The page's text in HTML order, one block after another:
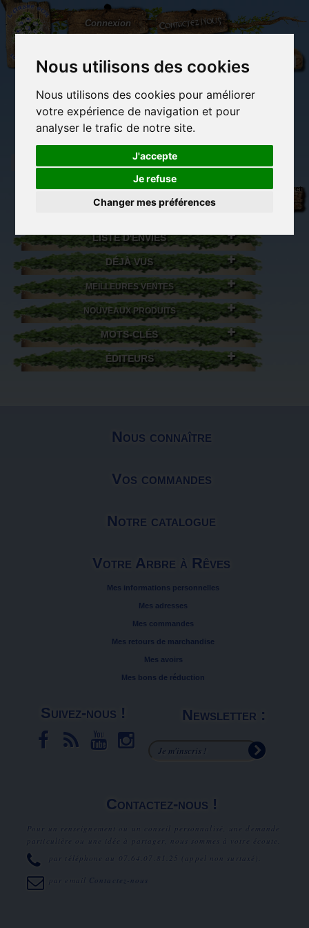
Nous utilisons des cookies
Nous utilisons des cookies pour améliorer
votre expérience de navigation et pour
analyser le trafic de notre site.
J'accepte
Je refuse
Changer mes préférences
L'Arbre
aux
100.000
Connexion Contactez-nous
(vide)
Librairie des
Carterie
originale
Activités
détente et jeux
Objets déco et
LISTE D'ENVIES
DÉJÀ VUS
MEILLEURES VENTES
NOUVEAUX PRODUITS
MOTS-CLÉS
ÉDITEURS
Nous connaître
Vos commandes
Notre catalogue
Votre Arbre à Rêves
Mes informations personnelles
Mes adresses
Mes commandes
Mes retours de marchandise
Mes avoirs
Mes bons de réduction
Suivez-nous ! Newsletter :
Contactez-nous !
Pour un renseignement ou un conseil personnalisé, une demande
particulière ou une idée à partager, nous sommes à votre écoute.
par téléphone au
07.64.07.81.25 (appel non surtaxé).
par email Contactez-nous